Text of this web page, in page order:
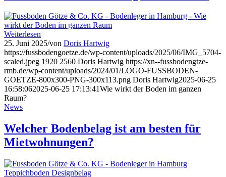
Weiterlesen
25. Juni 2025/von Doris Hartwig
https://fussbodengoetze.de/wp-content/uploads/2025/06/IMG_5704-
scaled.jpeg 1920 2560 Doris Hartwig https://xn--fussbodengtze-
rmb.de/wp-content/uploads/2024/01/LOGO-FUSSBODEN-
GOETZE-800x300-PNG-300x113.png Doris Hartwig2025-06-25
16:58:062025-06-25 17:13:41Wie wirkt der Boden im ganzen
Raum?
News
Welcher Bodenbelag ist am besten für
Mietwohnungen?